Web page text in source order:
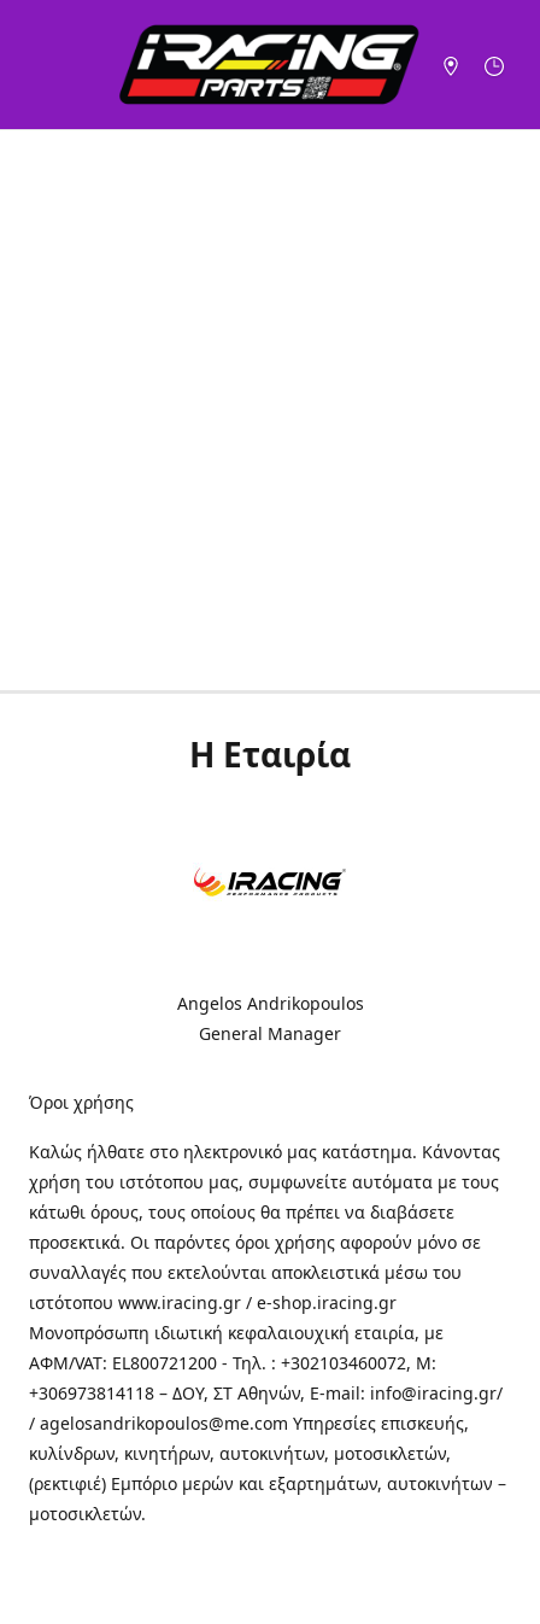
Η Εταιρία
Angelos Andrikopoulos
General Manager
Όροι χρήσης
Καλώς ήλθατε στo ηλεκτρονικό μας κατάστημα. Κάνοντας
χρήση του ιστότοπου μας, συμφωνείτε αυτόματα με τους
κάτωθι όρους, τους οποίους θα πρέπει να διαβάσετε
προσεκτικά. Οι παρόντες όροι χρήσης αφορούν μόνο σε
συναλλαγές που εκτελούνται αποκλειστικά μέσω του
ιστότοπου www.iracing.gr / e-shop.iracing.gr
Μονοπρόσωπη ιδιωτική κεφαλαιουχική εταιρία, με
ΑΦΜ/VAT: EL800721200 - Τηλ. : +302103460072, M:
+306973814118 – ΔΟΥ, ΣΤ Αθηνών, E-mail: info@iracing.gr/
/ agelosandrikopoulos@me.com Υπηρεσίες επισκευής,
κυλίνδρων, κινητήρων, αυτοκινήτων, μοτοσικλετών,
(ρεκτιφιέ) Εμπόριο μερών και εξαρτημάτων, αυτοκινήτων –
μοτοσικλετών.